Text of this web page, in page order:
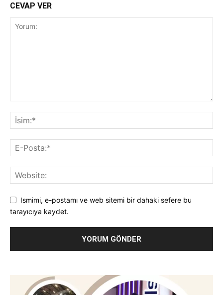
CEVAP VER
Ismimi, e-postamı ve web sitemi bir dahaki sefere bu
tarayıcıya kaydet.